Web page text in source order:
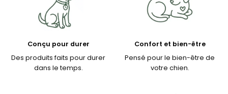
Conçu pour durer
Des produits faits pour durer
dans le temps.
Confort et bien-être
Pensé pour le bien-être de
votre chien.